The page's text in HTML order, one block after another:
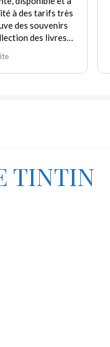
à des tarifs très
des souvenirs
des livres
qu'en vente. Je
ce commerçant.
TINTIN